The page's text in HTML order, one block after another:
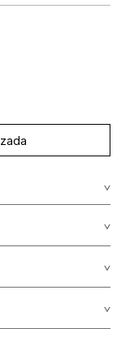
Card y American